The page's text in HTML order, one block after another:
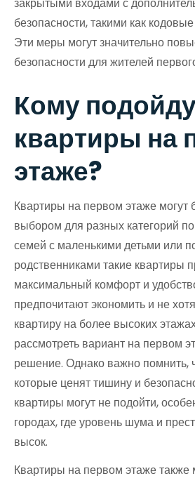
безопасности, такими как
Эти меры могут значительно
безопасности для жителей
Кому
квартиры на
этаже?
Квартиры на первом этаже могут
выбором для разных категорий
семей с маленькими детьми или
родственниками такие квартиры
максимальный комфорт и
предпочитают экономить и не
квартиру на более высоких
рассмотреть вариант на первом
решение. Однако важно помнить,
которые ценят тишину и
квартиры могут не подойти,
городах, где уровень шума и
высок.
Квартиры на первом этаже также